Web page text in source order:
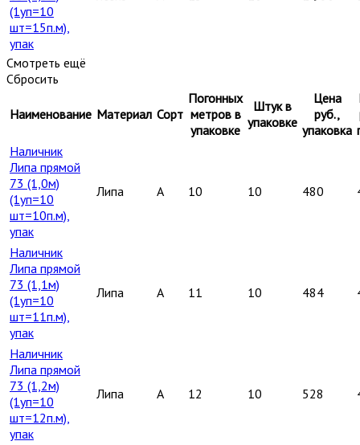
(1уп=10
шт=15п.м),
упак
Смотреть ещё
Сбросить
Наименование Материал Сорт
Погонных
метров в
упаковке
Штук в
упаковке
Цена
руб.,
упаковка
Наличник
Липа прямой
73 (1,0м)
(1уп=10
шт=10п.м),
упак
Липа A 10 10 480
Наличник
Липа прямой
73 (1,1м)
(1уп=10
шт=11п.м),
упак
Липа A 11 10 484
Наличник
Липа прямой
73 (1,2м)
(1уп=10
шт=12п.м),
упак
Липа A 12 10 528